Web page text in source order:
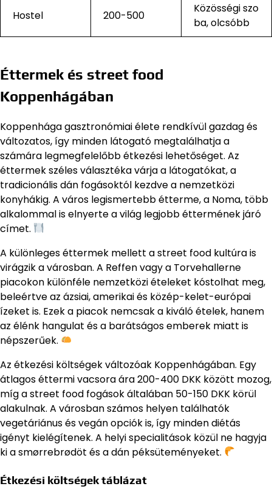
Hostel 200-500
Közösségi szo
ba, olcsóbb
Éttermek és street food
Koppenhágában
Koppenhága gasztronómiai élete rendkívül gazdag és
változatos, így minden látogató megtalálhatja a
számára legmegfelelőbb étkezési lehetőséget. Az
éttermek széles választéka várja a látogatókat, a
tradicionális dán fogásoktól kezdve a nemzetközi
konyhákig. A város legismertebb étterme, a Noma, több
alkalommal is elnyerte a világ legjobb éttermének járó
címet.
A különleges éttermek mellett a street food kultúra is
virágzik a városban. A Reffen vagy a Torvehallerne
piacokon különféle nemzetközi ételeket kóstolhat meg,
beleértve az ázsiai, amerikai és közép-kelet-európai
ízeket is. Ezek a piacok nemcsak a kiváló ételek, hanem
az élénk hangulat és a barátságos emberek miatt is
népszerűek.
Az étkezési költségek változóak Koppenhágában. Egy
átlagos éttermi vacsora ára 200-400 DKK között mozog,
míg a street food fogások általában 50-150 DKK körül
alakulnak. A városban számos helyen találhatók
vegetáriánus és vegán opciók is, így minden diétás
igényt kielégítenek. A helyi specialitások közül ne hagyja
ki a smørrebrødöt és a dán péksüteményeket.
Étkezési költségek táblázat